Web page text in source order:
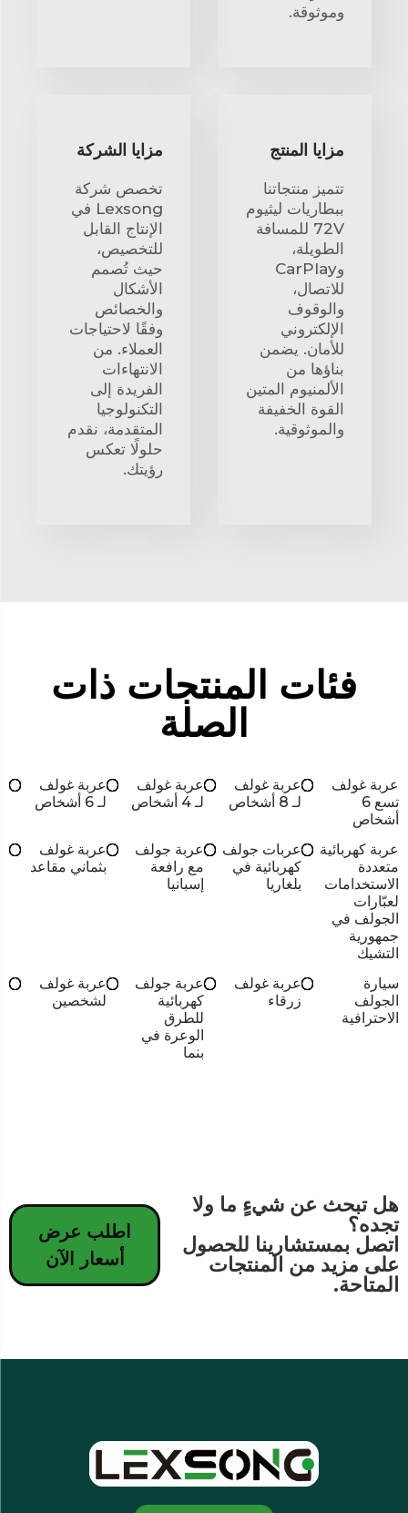
وموثوقة.
مزايا المنتج
تتميز منتجاتنا
ببطاريات ليثيوم
72V للمسافة
الطويلة،
وCarPlay
للاتصال،
والوقوف
الإلكتروني
للأمان. يضمن
بناؤها من
الألمنيوم المتين
القوة الخفيفة
والموثوقية.
مزايا الشركة
تخصص شركة
Lexsong في
الإنتاج القابل
للتخصيص،
حيث تُصمم
الأشكال
والخصائص
وفقًا لاحتياجات
العملاء. من
الانتهاءات
الفريدة إلى
التكنولوجيا
المتقدمة، نقدم
حلولًا تعكس
رؤيتك.
فئات المنتجات ذات
الصلة
عربة غولف
تسع 6
أشخاص
عربة غولف
لـ 8 أشخاص
عربة غولف
لـ 4 أشخاص
عربة غولف
لـ 6 أشخاص
عربة كهربائية
متعددة
الاستخدامات
لعبّارات
الجولف في
جمهورية
التشيك
عربات جولف
كهربائية في
بلغاريا
عربة جولف
مع رافعة
إسبانيا
عربة غولف
بثماني مقاعد
سيارة
الجولف
الاحترافية
عربة غولف
زرقاء
عربة جولف
كهربائية
للطرق
الوعرة في
بنما
عربة غولف
لشخصين
هل تبحث عن شيءٍ ما ولا
تجده؟
اتصل بمستشارينا للحصول
على مزيد من المنتجات
المتاحة.
اطلب عرض
أسعار الآن